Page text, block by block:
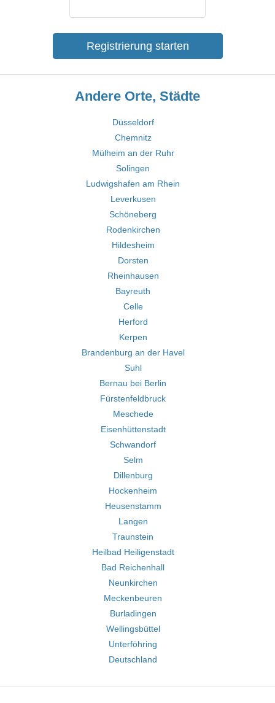
Registrierung starten
Andere Orte, Städte
Düsseldorf
Chemnitz
Mülheim an der Ruhr
Solingen
Ludwigshafen am Rhein
Leverkusen
Schöneberg
Rodenkirchen
Hildesheim
Dorsten
Rheinhausen
Bayreuth
Celle
Herford
Kerpen
Brandenburg an der Havel
Suhl
Bernau bei Berlin
Fürstenfeldbruck
Meschede
Eisenhüttenstadt
Schwandorf
Selm
Dillenburg
Hockenheim
Heusenstamm
Langen
Traunstein
Heilbad Heiligenstadt
Bad Reichenhall
Neunkirchen
Meckenbeuren
Burladingen
Wellingsbüttel
Unterföhring
Deutschland